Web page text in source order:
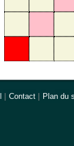
Contact Plan du